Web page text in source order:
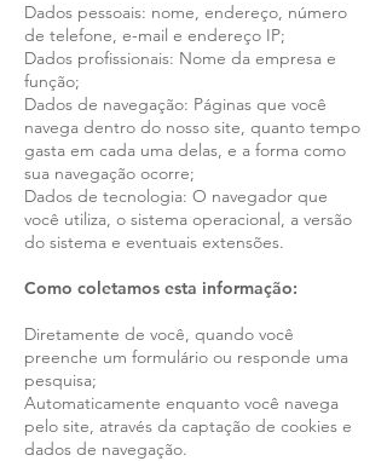
Dados pessoais: nome, endereço, número
de telefone, e-mail e endereço IP;
Dados profissionais: Nome da empresa e
função;
Dados de navegação: Páginas que você
navega dentro do nosso site, quanto tempo
gasta em cada uma delas, e a forma como
sua navegação ocorre;
Dados de tecnologia: O navegador que
você utiliza, o sistema operacional, a versão
do sistema e eventuais extensões.
Como coletamos esta informação:
Diretamente de você, quando você
preenche um formulário ou responde uma
pesquisa;
Automaticamente enquanto você navega
pelo site, através da captação de cookies e
dados de navegação.